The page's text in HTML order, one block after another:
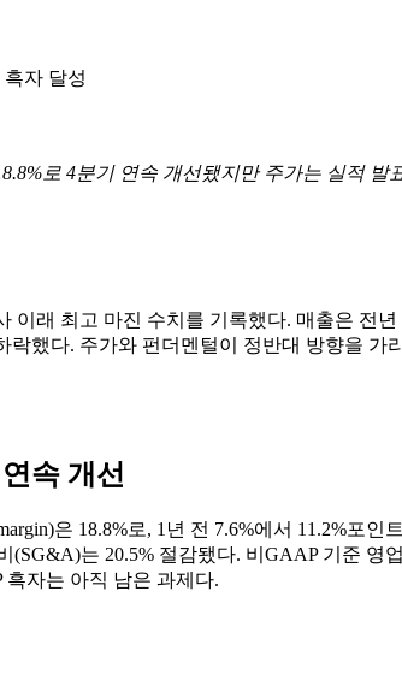
자 달성
로 4분기 연속 개선됐지만 주가는 실적
이래 최고 마진 수치를 기록했다. 매출은 전
락했다. 주가와 펀더멘털이 정반대 방향을 가
속 개선
은 18.8%로, 1년 전 7.6%에서 11.2%포
는 20.5% 절감됐다. 비GAAP 기준
자는 아직 남은 과제다.